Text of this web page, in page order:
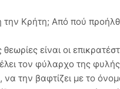
την Κρήτη; Από πού
είναι οι
τον φύλαρχο της
να την βαφτίζει με το